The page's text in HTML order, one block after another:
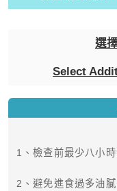
選
Select
1、檢查前最少八小
2、避免進食過多油